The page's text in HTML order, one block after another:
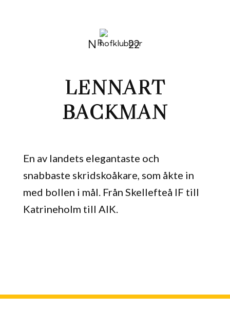
N R 22
LENNART
BACKMAN
En av landets elegantaste och
snabbaste skridskoåkare, som åkte in
med bollen i mål. Från Skellefteå IF till
Katrineholm till AIK.